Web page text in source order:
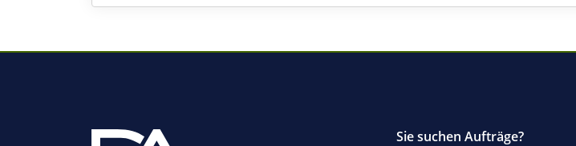
Sie suchen Aufträge?